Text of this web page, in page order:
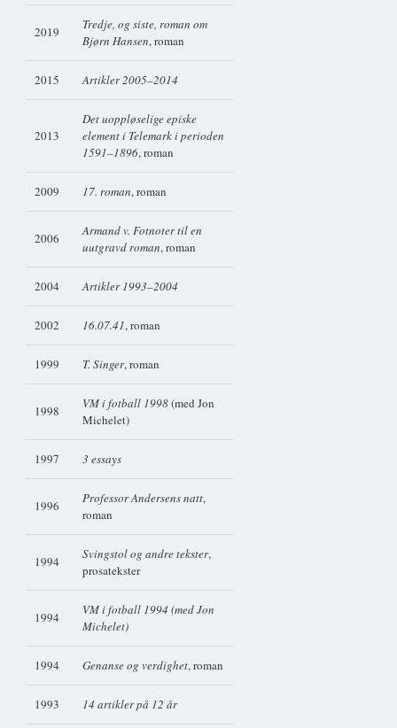
2019
Tredje, og siste, roman om
Bjørn Hansen, roman
2015 Artikler 2005–2014
2013
Det uoppløselige episke
element i Telemark i perioden
1591–1896, roman
2009 17. roman, roman
2006
Armand v. Fotnoter til en
uutgravd roman, roman
2004 Artikler 1993–2004
2002 16.07.41, roman
1999 T. Singer, roman
1998 VM i fotball 1998(med Jon
Michelet)
1997 3 essays
1996 Professor Andersens natt,
roman
1994 Svingstol og andre tekster,
prosatekster
1994
VM i fotball 1994 (med Jon
Michelet)
1994 Genanse og verdighet, roman
1993 14 artikler på 12 år